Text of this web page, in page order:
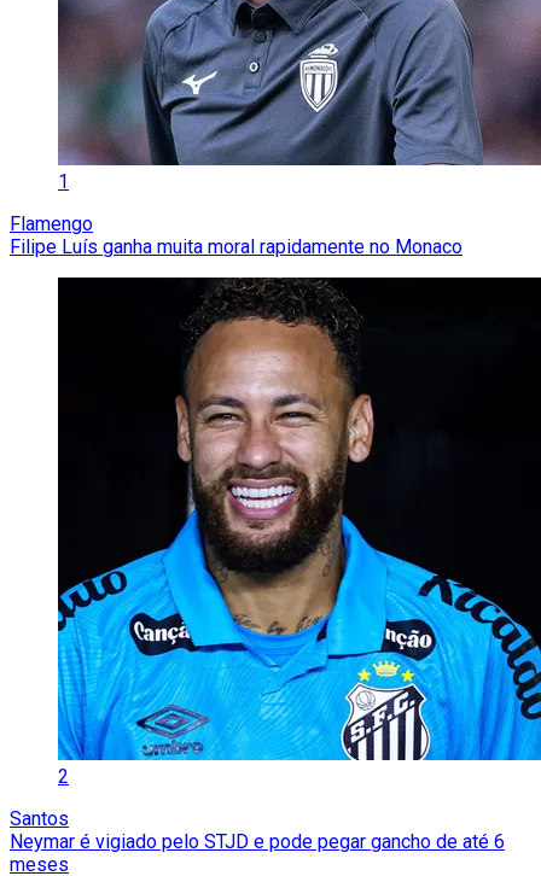
1
Flamengo
Filipe Luís ganha muita moral rapidamente no Monaco
2
Santos
Neymar é vigiado pelo STJD e pode pegar gancho de até 6
meses